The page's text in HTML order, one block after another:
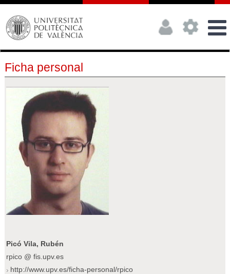
Ficha personal
Picó Vila, Rubén
rpico @ fis.upv.es
http://www.upv.es/ficha-personal/rpico